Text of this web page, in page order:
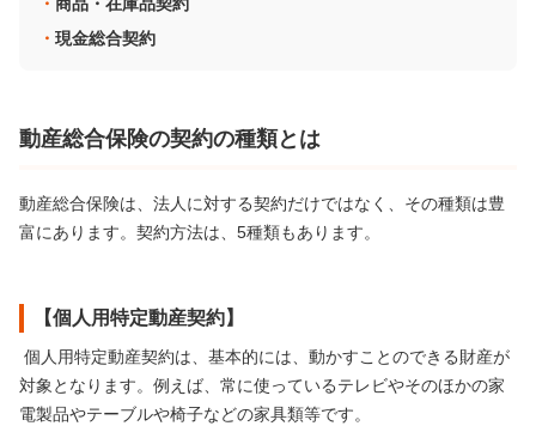
現金総合契約
動産総合保険の契約の種類とは
動産総合保険は、法人に対する契約だけではなく、その種類は豊
富にあります。契約方法は、5種類もあります。
【個人用特定動産契約】
個人用特定動産契約は、基本的には、動かすことのできる財産が
対象となります。例えば、常に使っているテレビやそのほかの家
電製品やテーブルや椅子などの家具類等です。